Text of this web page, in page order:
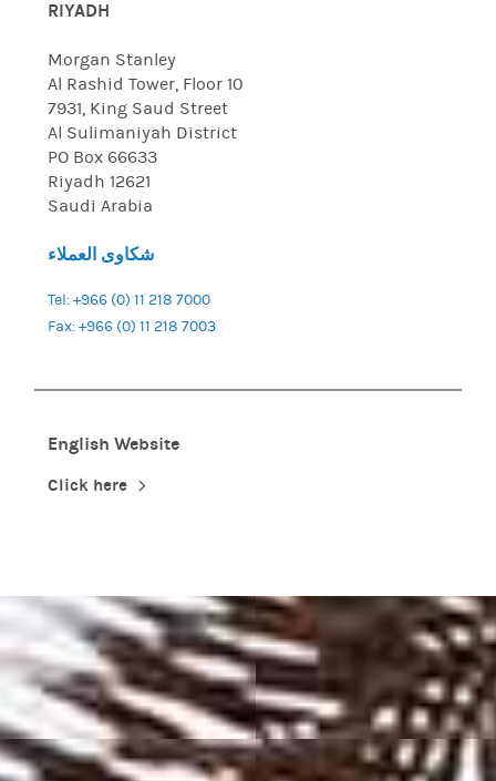
RIYADH
Morgan Stanley
Al Rashid Tower, Floor 10
7931, King Saud Street
Al Sulimaniyah District
PO Box 66633
Riyadh 12621
Saudi Arabia
شكاوى العملاء
Tel: +966 (0) 11 218 7000
Fax: +966 (0) 11 218 7003
English Website
Click here